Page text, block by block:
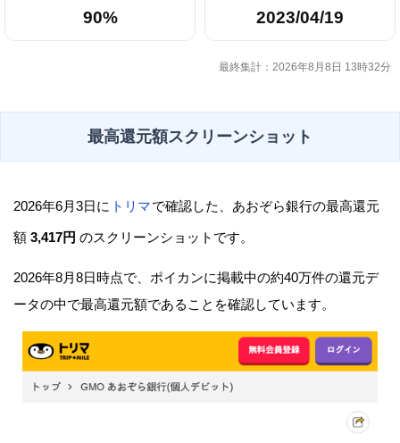
90% 2023/04/19
最終集計：2026年8月8日 13時32分
最高還元額スクリーンショット
2026年6月3日に トリマで確認した、あおぞら銀行の最高還元
額 3,417円 のスクリーンショットです。
2026年8月8日時点で、ポイカンに掲載中の約40万件の還元デ
ータの中で最高還元額であることを確認しています。